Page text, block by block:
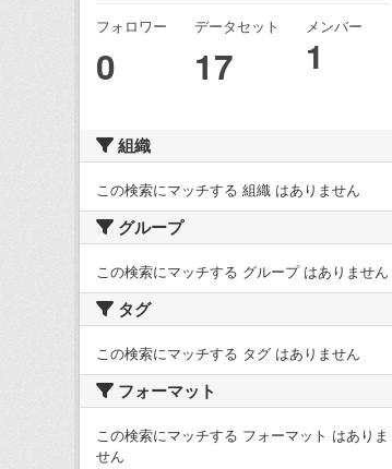
フォロワー
0
データセット
17
メンバー
1
組織
この検索にマッチする 組織 はありません
グループ
この検索にマッチする グループ はありません
タグ
この検索にマッチする タグ はありません
フォーマット
この検索にマッチする フォーマット はありま
せん